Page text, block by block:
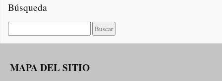
Búsqueda
MAPA DEL SITIO